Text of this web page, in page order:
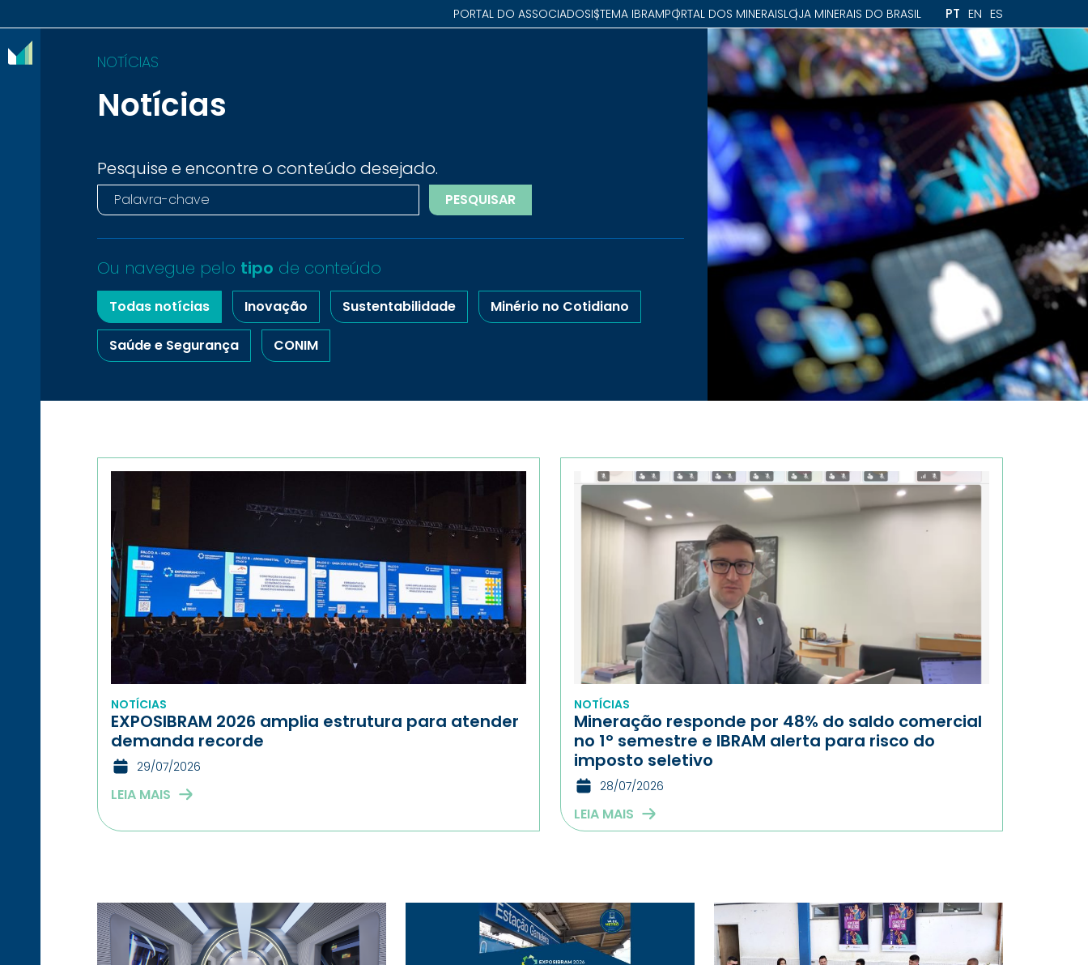
PORTAL DO ASSOCIADOSISTEMA IBRAMPORTAL DOS MINERAISLOJA MINERAIS DO BRASIL PT EN ES
NOTÍCIAS
Notícias
Pesquise e encontre o conteúdo desejado.
PESQUISAR
Ou navegue pelo tipo de conteúdo
Todas notícias Inovação Sustentabilidade Minério no Cotidiano
Saúde e Segurança CONIM
NOTÍCIAS
EXPOSIBRAM 2026 amplia estrutura para atender
demanda recorde
29/07/2026
LEIA MAIS
NOTÍCIAS
Mineração responde por 48% do saldo comercial
no 1º semestre e IBRAM alerta para risco do
imposto seletivo
28/07/2026
LEIA MAIS